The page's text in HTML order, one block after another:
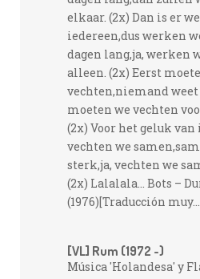
elkaar. (2x) Dan is er
iedereen,dus werken
dagen lang,ja, werken
alleen. (2x) Eerst
vechten,niemand
moeten we vechten
(2x) Voor het geluk van
vechten we
sterk,ja, vechten we
(2x) Lalalala... Bots –
(1976)[Traducción muy...
[VL] Rum (1972 -)
Música 'Holandesa' y